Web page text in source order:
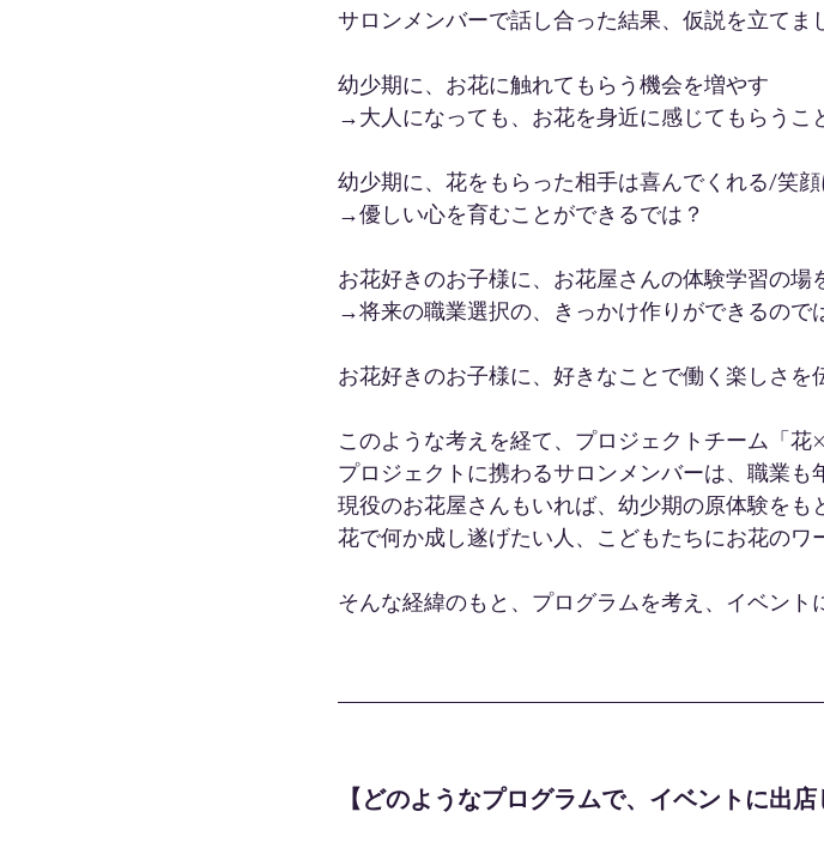
サロンメンバーで話し合った結果、仮説を立てま
幼少期に、お花に触れてもらう機会を増やす
→大人になっても、お花を身近に感じてもらうこ
幼少期に、花をもらった相手は喜んでくれる/笑
→優しい心を育むことができるでは？
お花好きのお子様に、お花屋さんの体験学習の場
→将来の職業選択の、きっかけ作りができるので
お花好きのお子様に、好きなことで働く楽しさを
このような考えを経て、プロジェクトチーム「花
プロジェクトに携わるサロンメンバーは、職業も
現役のお花屋さんもいれば、幼少期の原体験を
花で何か成し遂げたい人、こどもたちにお花のワ
そんな経緯のもと、プログラムを考え、イベント
【どのようなプログラムで、イベントに出店